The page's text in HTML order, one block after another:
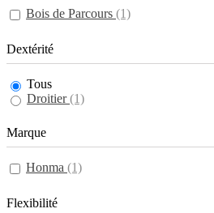
Bois de Parcours (1)
Dextérité
Tous
Droitier(1)
Marque
Honma (1)
Flexibilité